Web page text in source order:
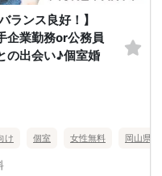
ランス良好！】
企業勤務or公務員
の出会い♪個室婚
け 個室 女性無料 岡山県